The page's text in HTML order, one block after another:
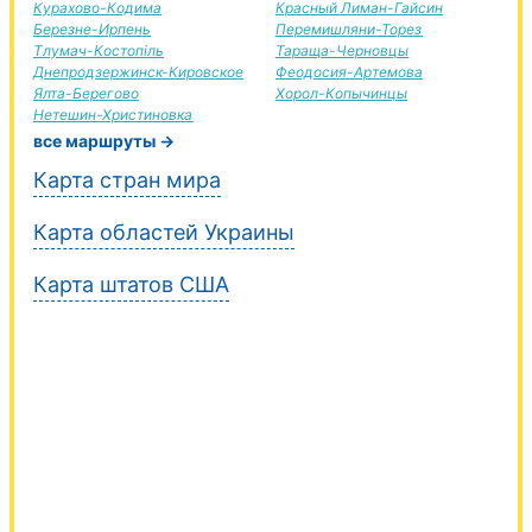
Курахово-Кодима
Березне-Ирпень
Тлумач-Костопіль
Днепродзержинск-Кировское
Ялта-Берегово
Нетешин-Христиновка
Красный Лиман-Гайсин
Перемишляни-Торез
Тараща-Черновцы
Феодосия-Артемова
Хорол-Копычинцы
все маршруты →
Карта стран мира
Карта областей Украины
Карта штатов США